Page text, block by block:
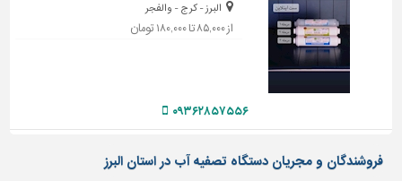
و
حفاظ
سرویس
البرز - کرج - والفجر
از ۸۵,۰۰۰ تا ۱۸۰,۰۰۰ تومان
۰۹۳۶۲۸۵۷۵۵۶
فروشندگان و مجریان دستگاه تصفیه آب در استان البرز